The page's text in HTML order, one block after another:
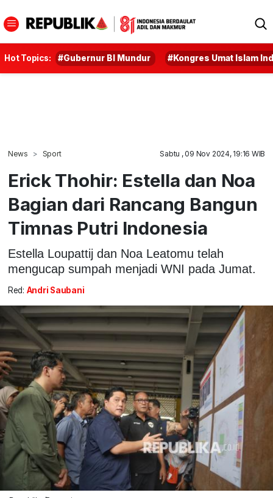
Hot Topics: #Gubernur BI Mundur #Kongres Umat Islam
News Sport Sabtu , 09 Nov 2024, 19:16 WIB
Erick Thohir: Estella dan Noa
Bagian dari Rancang Bangun
Timnas Putri Indonesia
Estella Loupattij dan Noa Leatomu telah
mengucap sumpah menjadi WNI pada Jumat.
Red: Andri Saubani